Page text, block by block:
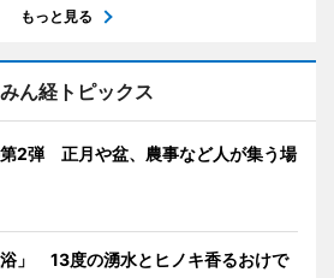
もっと見る
みん経トピックス
第2弾 正月や盆、農事など人が集う場
」 13度の湧水とヒノキ香るおけで